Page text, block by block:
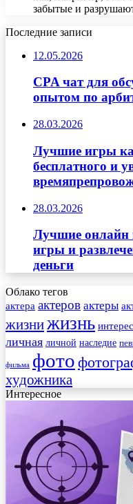
забытые и
Последние записи
12.05.2026
CPA чат для
опытом по
28.03.2026
Лучшие игры
бесплатного и
28.03.2026
Лучшие онлайн
игры и
деньги
Облако тегов
актера актеров актеры
жизнижизнь
личная личной наследие
фильма фото
художника
Интересное